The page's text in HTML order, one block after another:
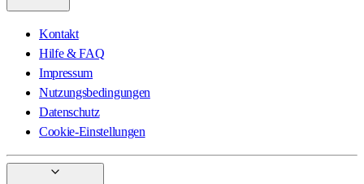
Kontakt
Hilfe & FAQ
Impressum
Nutzungsbedingungen
Datenschutz
Cookie-Einstellungen